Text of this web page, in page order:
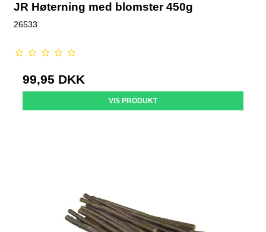
JR Høterning med blomster 450g
26533
99,95 DKK
VIS PRODUKT